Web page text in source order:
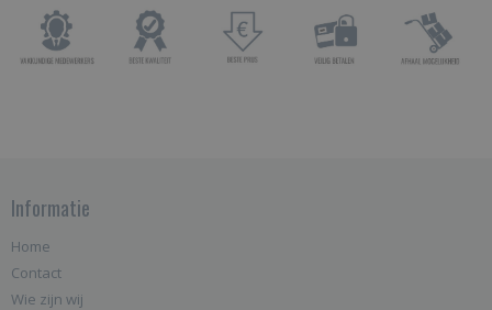
Informatie
Home
Contact
Wie zijn wij